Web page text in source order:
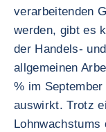
verarbeitenden
werden, gibt es
der Handels-
allgemeinen
% im
auswirkt. Trotz
Lohnwachstums